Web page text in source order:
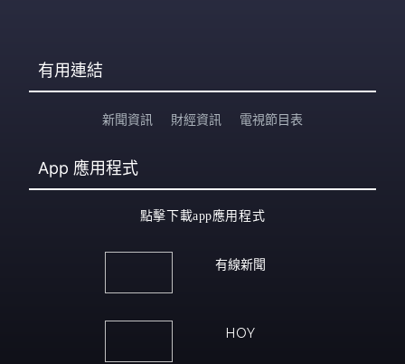
有用連結
新聞資訊 財經資訊 電視節目表
App 應用程式
點擊下載app應用程式
有線新聞
HOY